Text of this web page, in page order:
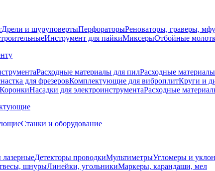
Дрели и шуруповертыПерфораторыРеноваторы, граверы, мфу
Инструмент для пайкиМиксерыОтбойные
Расходные материалы для пилРасходные
для фрезеровКомплектующие для виброплитКруги и
КоронкиНасадки для электроинструментаРасходные
Станки и оборудование
Детекторы проводкиМультиметрыУгломеры и
шнурыЛинейки, угольникиМаркеры, карандаши, мел